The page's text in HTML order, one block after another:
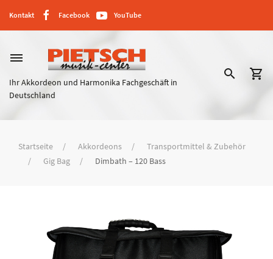
Kontakt Facebook YouTube
dehaze
Ihr Akkordeon und Harmonika Fachgeschäft in
Deutschland
search shopping_cart
Startseite Akkordeons
Transportmittel & Zubehör
Gig Bag
Dimbath – 120 Bass